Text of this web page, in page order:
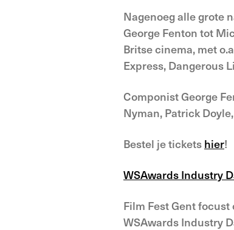
Nagenoeg alle grote
George Fenton tot
Britse cinema, met
Express, Dangerous
Componist George
Nyman, Patrick
Bestel je tickets hier!
WSAwards Industry
Film Fest Gent
WSAwards Industry